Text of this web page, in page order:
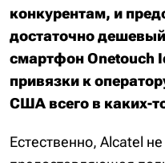
конкурентам, и
достаточно
смартфон Onetouch
привязки к
США всего в каких-
Естественно, Alcatel